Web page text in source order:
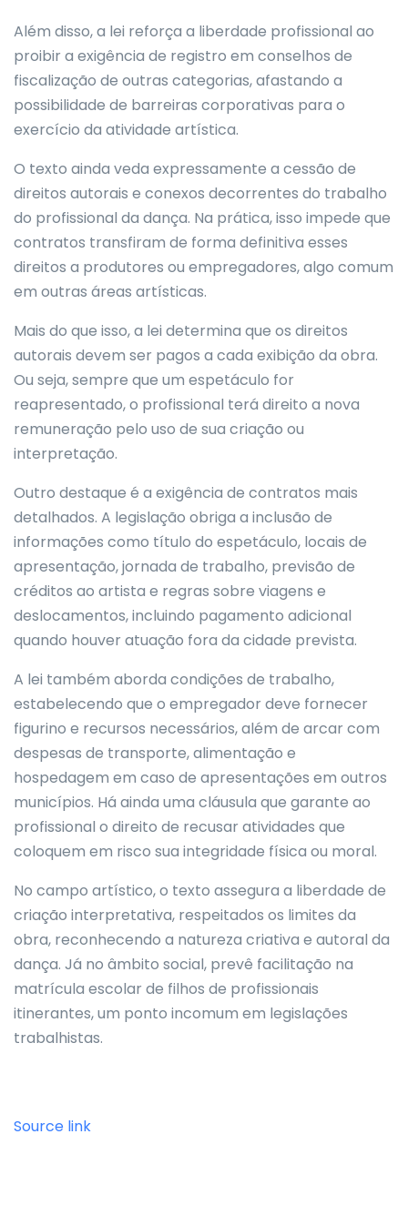
Além disso, a lei reforça a liberdade profissional ao
proibir a exigência de registro em conselhos de
fiscalização de outras categorias, afastando a
possibilidade de barreiras corporativas para o
exercício da atividade artística.
O texto ainda veda expressamente a cessão de
direitos autorais e conexos decorrentes do trabalho
do profissional da dança. Na prática, isso impede que
contratos transfiram de forma definitiva esses
direitos a produtores ou empregadores, algo comum
em outras áreas artísticas.
Mais do que isso, a lei determina que os direitos
autorais devem ser pagos a cada exibição da obra.
Ou seja, sempre que um espetáculo for
reapresentado, o profissional terá direito a nova
remuneração pelo uso de sua criação ou
interpretação.
Outro destaque é a exigência de contratos mais
detalhados. A legislação obriga a inclusão de
informações como título do espetáculo, locais de
apresentação, jornada de trabalho, previsão de
créditos ao artista e regras sobre viagens e
deslocamentos, incluindo pagamento adicional
quando houver atuação fora da cidade prevista.
A lei também aborda condições de trabalho,
estabelecendo que o empregador deve fornecer
figurino e recursos necessários, além de arcar com
despesas de transporte, alimentação e
hospedagem em caso de apresentações em outros
municípios. Há ainda uma cláusula que garante ao
profissional o direito de recusar atividades que
coloquem em risco sua integridade física ou moral.
No campo artístico, o texto assegura a liberdade de
criação interpretativa, respeitados os limites da
obra, reconhecendo a natureza criativa e autoral da
dança. Já no âmbito social, prevê facilitação na
matrícula escolar de filhos de profissionais
itinerantes, um ponto incomum em legislações
trabalhistas.
Source link